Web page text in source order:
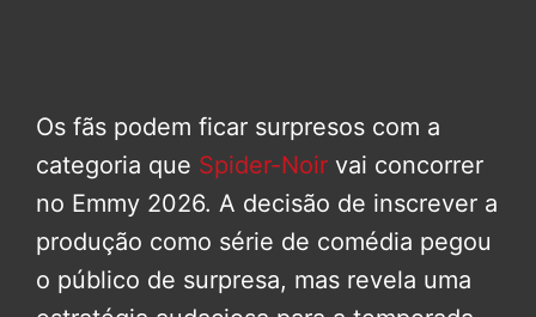
Os fãs podem ficar surpresos com a
categoria que Spider-Noir vai concorrer
no Emmy 2026. A decisão de inscrever a
produção como série de comédia pegou
o público de surpresa, mas revela uma